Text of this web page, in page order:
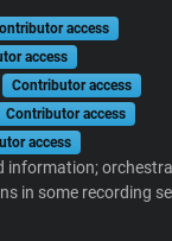
access
access
Contributor access
Contributor access
access
information;
in some recording